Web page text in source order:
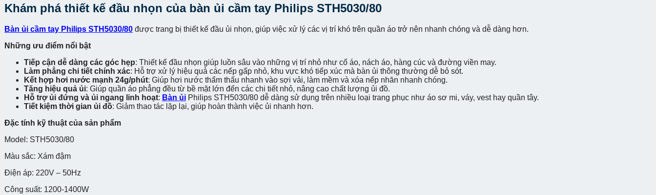
Khám phá thiết kế đầu nhọn của bàn ủi cầm tay Philips STH5030/80
Bàn ủi cầm tay Philips STH5030/80 được trang bị thiết kế đầu ủi nhọn, giúp việc xử lý các vị trí khó trên quần áo trở nên nhanh chóng và dễ dàng hơn.
Những ưu điểm nổi bật
Tiếp cận dễ dàng các góc hẹp: Thiết kế đầu nhọn giúp luồn sâu vào những vị trí nhỏ như cổ áo, nách áo, hàng cúc và đường viền may.
Làm phẳng chi tiết chính xác: Hỗ trợ xử lý hiệu quả các nếp gấp nhỏ, khu vực khó tiếp xúc mà bàn ủi thông thường dễ bỏ sót.
Kết hợp hơi nước mạnh 24g/phút: Giúp hơi nước thẩm thấu nhanh vào sợi vải, làm mềm và xóa nếp nhăn nhanh chóng.
Tăng hiệu quả ủi: Giúp quần áo phẳng đều từ bề mặt lớn đến các chi tiết nhỏ, nâng cao chất lượng ủi đồ.
Hỗ trợ ủi đứng và ủi ngang linh hoạt: Bàn ủi Philips STH5030/80 dễ dàng sử dụng trên nhiều loại trang phục như áo sơ mi, váy, vest hay quần tây.
Tiết kiệm thời gian ủi đồ: Giảm thao tác lặp lại, giúp hoàn thành việc ủi nhanh hơn.
Đặc tính kỹ thuật của sản phẩm
Model: STH5030/80
Màu sắc: Xám đậm
Điện áp: 220V – 50Hz
Công suất: 1200-1400W